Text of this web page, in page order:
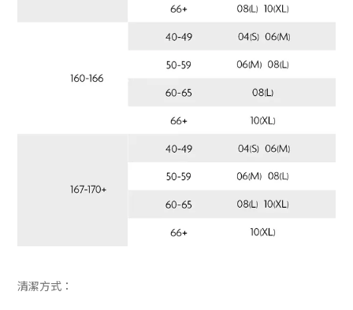
清潔方式：